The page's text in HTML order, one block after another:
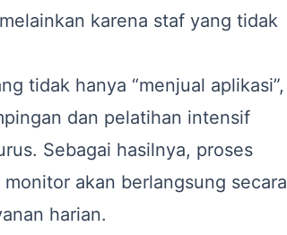
karena staf yang tidak
tidak hanya “menjual aplikasi”,
dan pelatihan intensif
Sebagai hasilnya, proses
akan berlangsung secara
harian.